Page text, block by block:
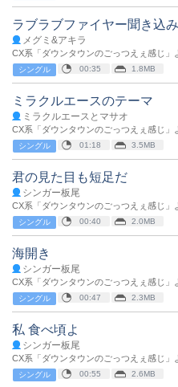
ラブラブファイヤー聞き込
メグミ&アキラ
CX系「ダウンタウンのごっつえぇ感じ」
シングル 00:35 1.8MB
ミラクルエースのテーマ
ミラクルエースとマサオ
CX系「ダウンタウンのごっつえぇ感じ」
シングル 01:18 3.5MB
君の見た目も短足だ
シンガー板尾
CX系「ダウンタウンのごっつえぇ感じ」
シングル 00:40 2.0MB
海開き
シンガー板尾
CX系「ダウンタウンのごっつえぇ感じ」
シングル 00:47 2.3MB
私 食べ頃よ
シンガー板尾
CX系「ダウンタウンのごっつえぇ感じ」
シングル 00:55 2.6MB